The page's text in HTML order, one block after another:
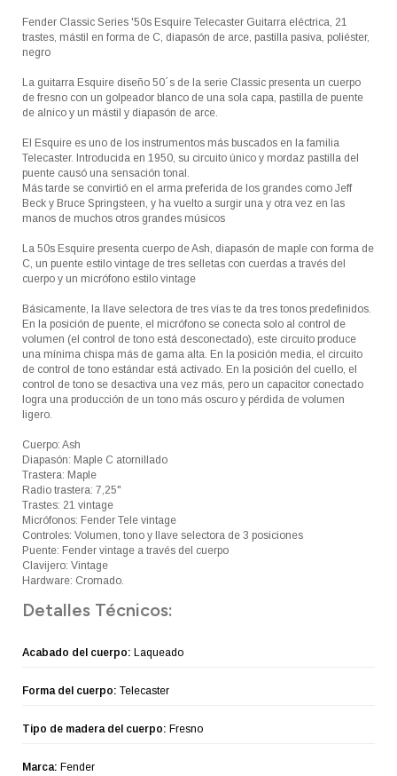
Fender Classic Series '50s Esquire Telecaster Guitarra eléctrica, 21
trastes, mástil en forma de C, diapasón de arce, pastilla pasiva, poliéster,
negro
La guitarra Esquire diseño 50´s de la serie Classic presenta un cuerpo
de fresno con un golpeador blanco de una sola capa, pastilla de puente
de alnico y un mástil y diapasón de arce.
El Esquire es uno de los instrumentos más buscados en la familia
Telecaster. Introducida en 1950, su circuito único y mordaz pastilla del
puente causó una sensación tonal.
Más tarde se convirtió en el arma preferida de los grandes como Jeff
Beck y Bruce Springsteen, y ha vuelto a surgir una y otra vez en las
manos de muchos otros grandes músicos
La 50s Esquire presenta cuerpo de Ash, diapasón de maple con forma de
C, un puente estilo vintage de tres selletas con cuerdas a través del
cuerpo y un micrófono estilo vintage
Básicamente, la llave selectora de tres vías te da tres tonos predefinidos.
En la posición de puente, el micrófono se conecta solo al control de
volumen (el control de tono está desconectado), este circuito produce
una mínima chispa más de gama alta. En la posición media, el circuito
de control de tono estándar está activado. En la posición del cuello, el
control de tono se desactiva una vez más, pero un capacitor conectado
logra una producción de un tono más oscuro y pérdida de volumen
ligero.
Cuerpo: Ash
Diapasón: Maple C atornillado
Trastera: Maple
Radio trastera: 7,25"
Trastes: 21 vintage
Micrófonos: Fender Tele vintage
Controles: Volumen, tono y llave selectora de 3 posiciones
Puente: Fender vintage a través del cuerpo
Clavijero: Vintage
Hardware: Cromado.
Detalles Técnicos:
Acabado del cuerpo: Laqueado
Forma del cuerpo: Telecaster
Tipo de madera del cuerpo: Fresno
Marca: Fender